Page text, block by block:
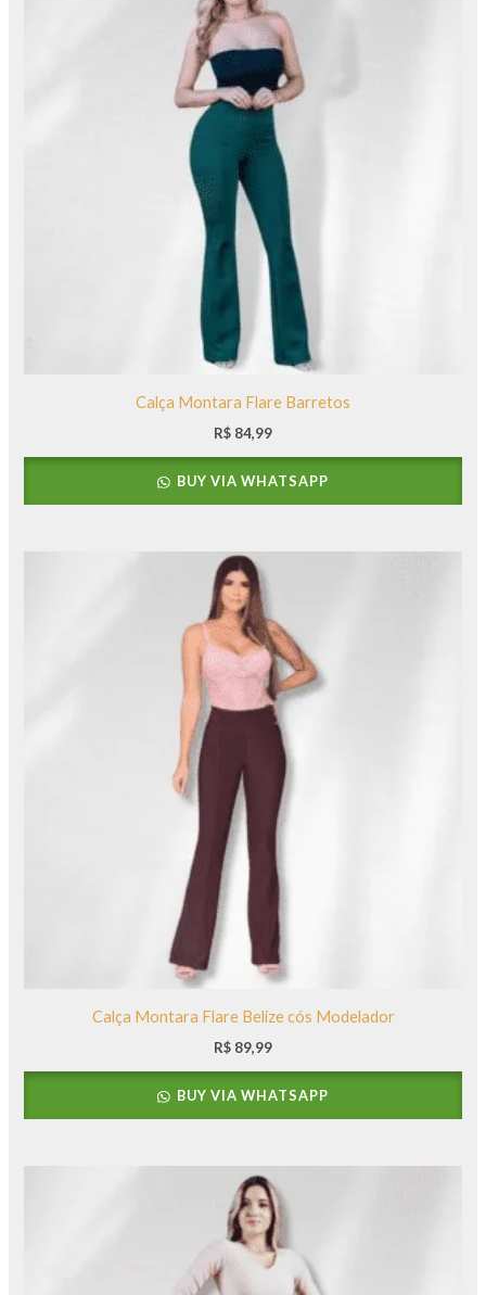
Calça Montara Flare Barretos
R$ 84,99
BUY VIA WHATSAPP
Calça Montara Flare Belize cós Modelador
R$ 89,99
BUY VIA WHATSAPP